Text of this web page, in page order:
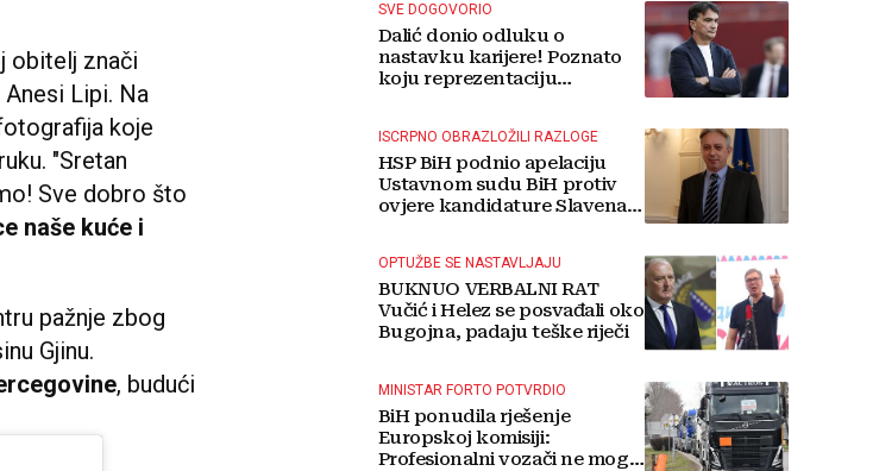
obitelj znači
Lipi. Na
koje
"Sretan
Sve dobro što
naše kuće i
pažnje zbog
Gjinu.
, budući
SVE DOGOVORIO
Dalić donio odluku o
nastavku karijere! Poznato
koju reprezentaciju
ISCRPNO OBRAZLOŽILI RAZLOGE
HSP BiH podnio apelaciju
Ustavnom sudu BiH protiv
ovjere kandidature Slavena
OPTUŽBE SE NASTAVLJAJU
BUKNUO VERBALNI RAT
Vučić i Helez se posvađali oko
Bugojna, padaju teške riječi
MINISTAR FORTO POTVRDIO
BiH ponudila rješenje
Europskoj komisiji:
Profesionalni vozači ne mogu